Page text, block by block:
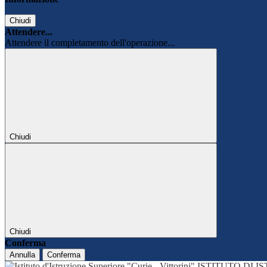
Chiudi
Attendere...
Attendere il completamento dell'operazione...
Chiudi
Chiudi
Conferma
Annulla Conferma